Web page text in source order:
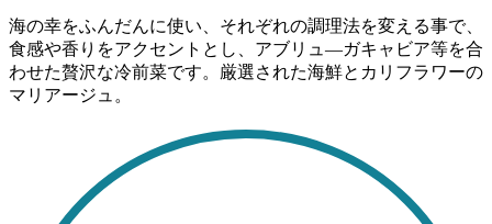
海の幸をふんだんに使い、それぞれの調理法を変える事で、
食感や香りをアクセントとし、アブリュ―ガキャビア等を合
わせた贅沢な冷前菜です。厳選された海鮮とカリフラワーの
マリアージュ。